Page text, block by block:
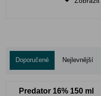
Doporučené Nejlevnější
Predator 16% 150 ml